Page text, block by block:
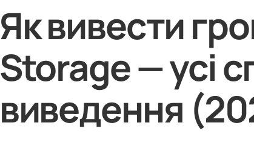
Як вивести
Storage — усі
виведення